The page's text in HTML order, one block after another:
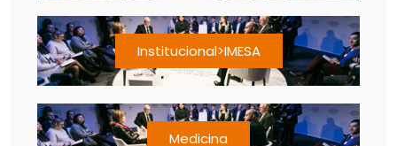
Institucional>IMESA
Medicina